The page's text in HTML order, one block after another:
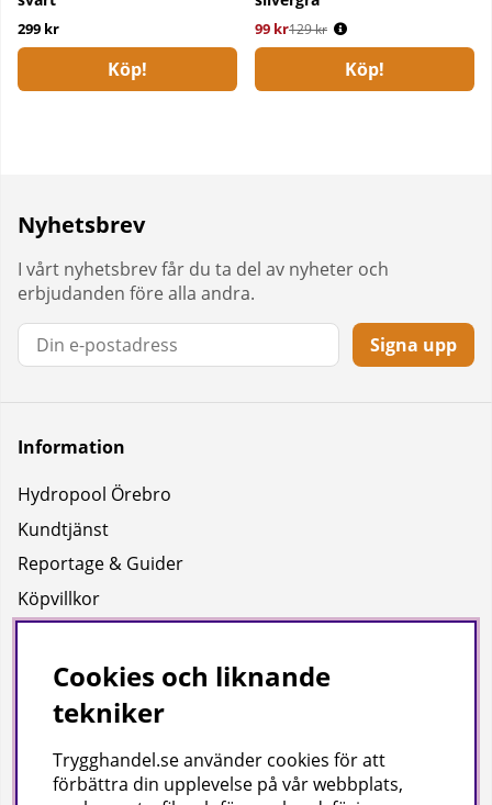
299 kr
Köp!
99 kr
Ordinarie pris:
129 kr
Köp!
Nyhetsbrev
I vårt nyhetsbrev får du ta del av nyheter och
erbjudanden före alla andra.
Signa upp
Information
Hydropool Örebro
Kundtjänst
Reportage & Guider
Köpvillkor
Uppgifter för leverans
Om oss
Företagsinformation / hitta till oss
Cookies och liknande
tekniker
Trygghandel.se använder cookies för att
förbättra din upplevelse på vår webbplats,